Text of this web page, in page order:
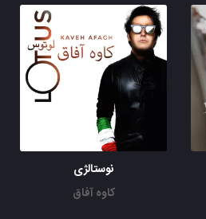
نوستالژی
کاوه آفاق